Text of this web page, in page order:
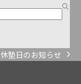
next
休塾日のお知らせ